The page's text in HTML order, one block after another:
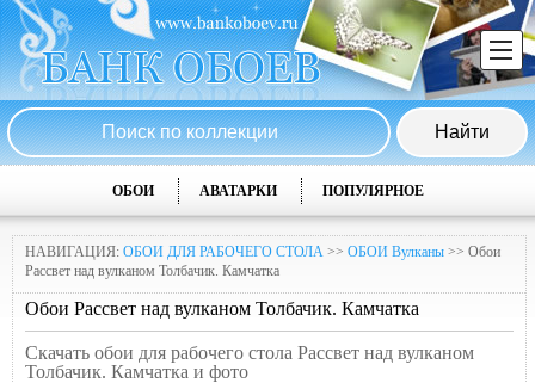
ОБОИ АВАТАРКИ ПОПУЛЯРНОЕ
НАВИГАЦИЯ: ОБОИ ДЛЯ РАБОЧЕГО СТОЛА >> ОБОИ Вулканы >> Обои
Рассвет над вулканом Толбачик. Камчатка
Обои Рассвет над вулканом Толбачик. Камчатка
Скачать обои для рабочего стола Рассвет над вулканом
Толбачик. Камчатка и фото